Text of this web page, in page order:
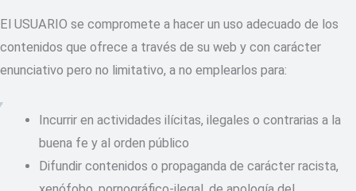
El USUARIO se compromete a hacer un uso adecuado de los
contenidos que ofrece a través de su web y con carácter
enunciativo pero no limitativo, a no emplearlos para:
Incurrir en actividades ilícitas, ilegales o contrarias a la
buena fe y al orden público
Difundir contenidos o propaganda de carácter racista,